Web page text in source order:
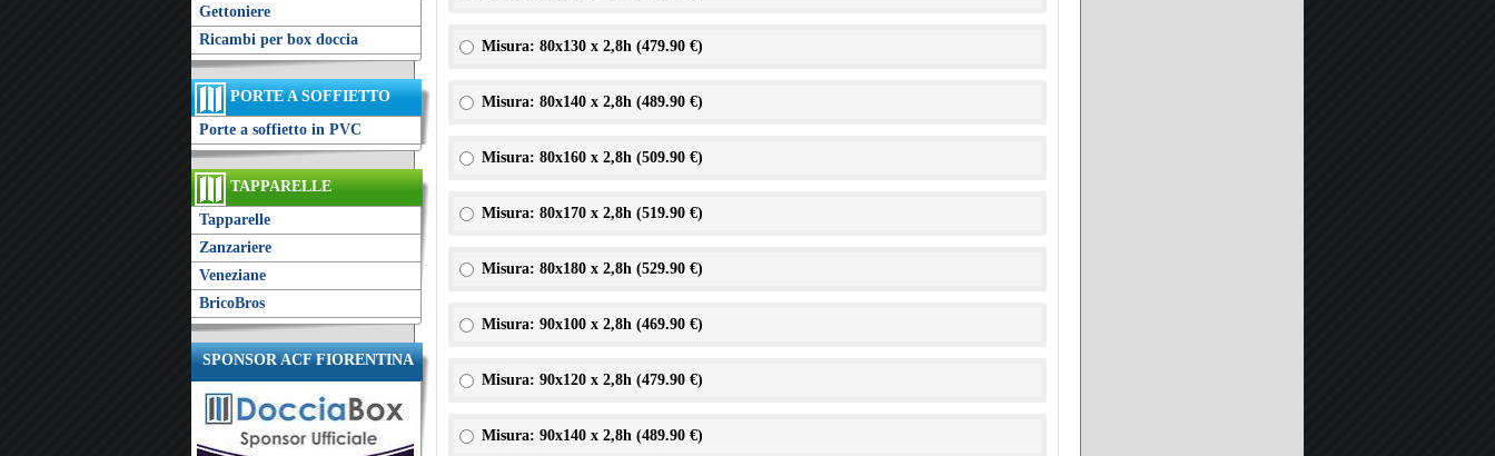
Gettoniere
Ricambi per box doccia
PORTE A SOFFIETTO
Porte a soffietto in PVC
TAPPARELLE
Tapparelle
Zanzariere
Veneziane
BricoBros
SPONSOR ACF FIORENTINA
Misura: 80x130 x 2,8h (479.90 €)
Misura: 80x140 x 2,8h (489.90 €)
Misura: 80x160 x 2,8h (509.90 €)
Misura: 80x170 x 2,8h (519.90 €)
Misura: 80x180 x 2,8h (529.90 €)
Misura: 90x100 x 2,8h (469.90 €)
Misura: 90x120 x 2,8h (479.90 €)
Misura: 90x140 x 2,8h (489.90 €)